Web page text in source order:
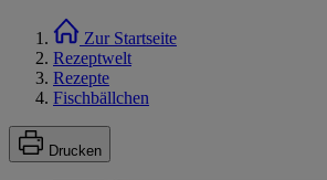
Zur Startseite
Rezeptwelt
Rezepte
Fischbällchen
Drucken